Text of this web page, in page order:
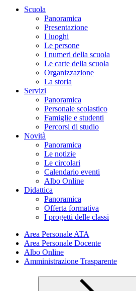
Scuola
Panoramica
Presentazione
I luoghi
Le persone
I numeri della scuola
Le carte della scuola
Organizzazione
La storia
Servizi
Panoramica
Personale scolastico
Famiglie e studenti
Percorsi di studio
Novità
Panoramica
Le notizie
Le circolari
Calendario eventi
Albo Online
Didattica
Panoramica
Offerta formativa
I progetti delle classi
Area Personale ATA
Area Personale Docente
Albo Online
Amministrazione Trasparente